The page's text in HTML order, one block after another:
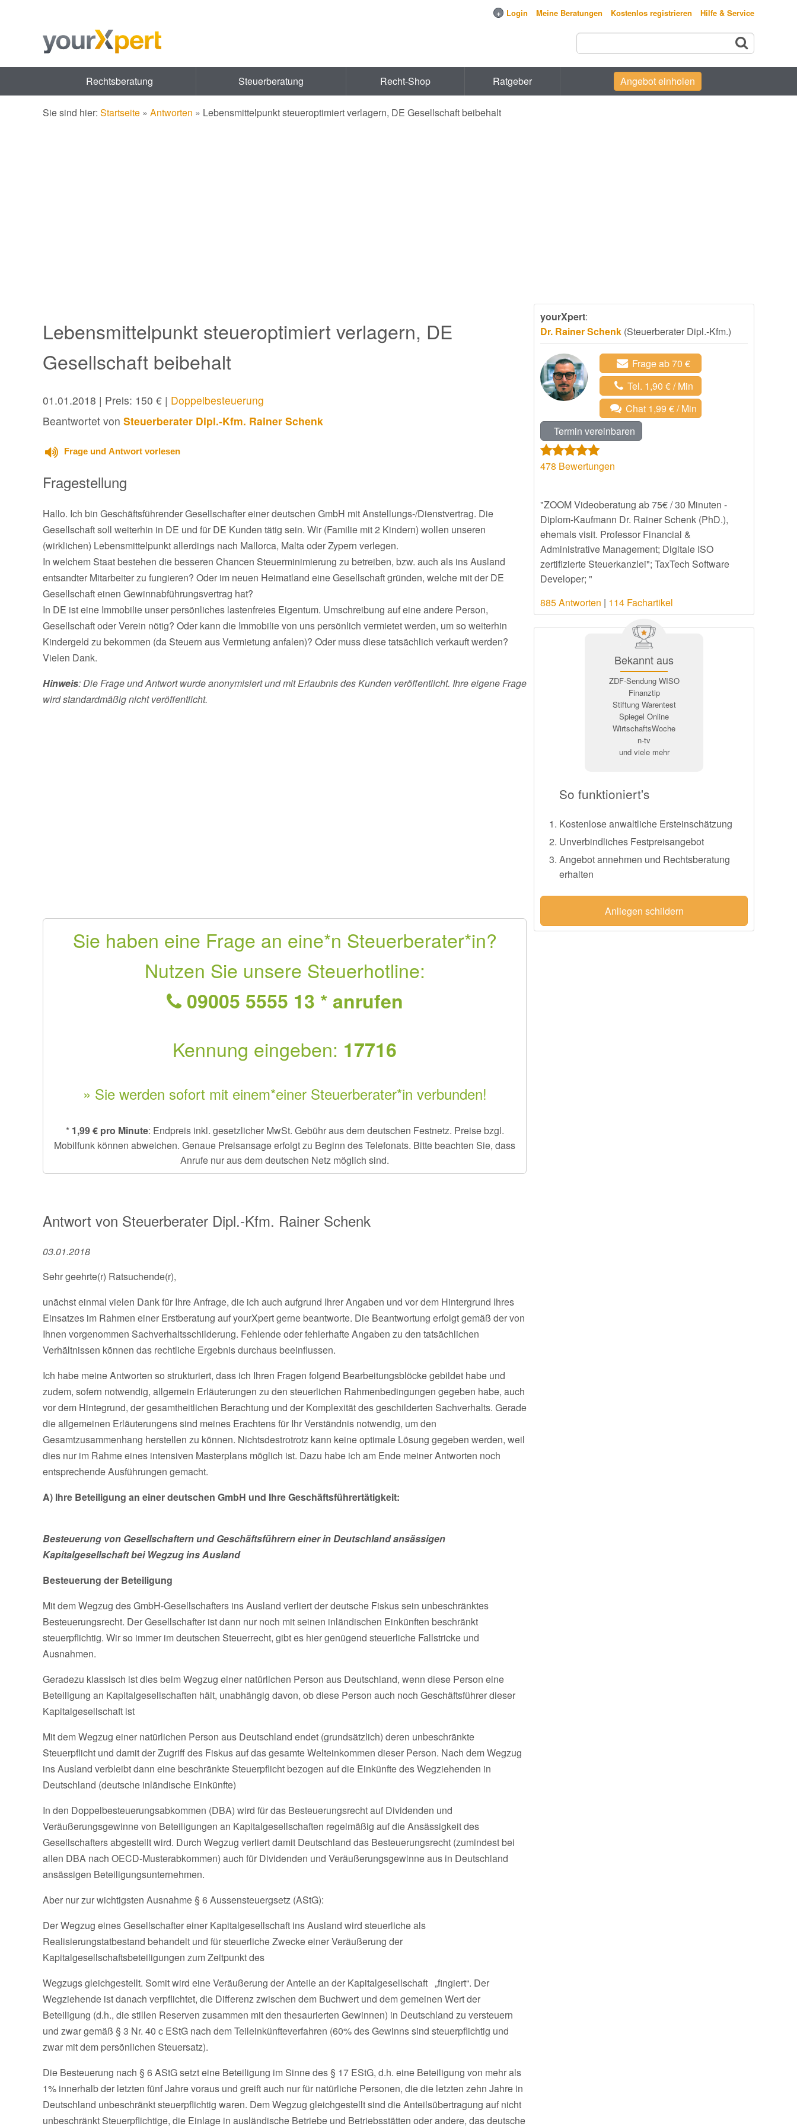
+ Login Meine Beratungen Kostenlos registrieren Hilfe & Service
Rechtsberatung Steuerberatung Recht-Shop Ratgeber Angebot einholen
Sie sind hier: Startseite » Antworten » Lebensmittelpunkt steueroptimiert verlagern, DE Gesellschaft beibehalt
Lebensmittelpunkt steueroptimiert verlagern, DE
Gesellschaft beibehalt
01.01.2018 | Preis: 150 € | Doppelbesteuerung
Beantwortet von Steuerberater Dipl.-Kfm. Rainer Schenk
Frage und Antwort vorlesen
Fragestellung
Hallo. Ich bin Geschäftsführender Gesellschafter einer deutschen GmbH mit Anstellungs-/Dienstvertrag. Die
Gesellschaft soll weiterhin in DE und für DE Kunden tätig sein. Wir (Familie mit 2 Kindern) wollen unseren
(wirklichen) Lebensmittelpunkt allerdings nach Mallorca, Malta oder Zypern verlegen.
In welchem Staat bestehen die besseren Chancen Steuerminimierung zu betreiben, bzw. auch als ins Ausland
entsandter Mitarbeiter zu fungieren? Oder im neuen Heimatland eine Gesellschaft gründen, welche mit der DE
Gesellschaft einen Gewinnabführungsvertrag hat?
In DE ist eine Immobilie unser persönliches lastenfreies Eigentum. Umschreibung auf eine andere Person,
Gesellschaft oder Verein nötig? Oder kann die Immobilie von uns persönlich vermietet werden, um so weiterhin
Kindergeld zu bekommen (da Steuern aus Vermietung anfalen)? Oder muss diese tatsächlich verkauft werden?
Vielen Dank.
Hinweis: Die Frage und Antwort wurde anonymisiert und mit Erlaubnis des Kunden veröffentlicht. Ihre eigene Frage
wird standardmäßig nicht veröffentlicht.
Sie haben eine Frage an eine*n Steuerberater*in?
Nutzen Sie unsere Steuerhotline:
09005 5555 13 * anrufen
Kennung eingeben: 17716
» Sie werden sofort mit einem*einer Steuerberater*in verbunden!
* 1,99 € pro Minute: Endpreis inkl. gesetzlicher MwSt. Gebühr aus dem deutschen Festnetz. Preise bzgl.
Mobilfunk können abweichen. Genaue Preisansage erfolgt zu Beginn des Telefonats. Bitte beachten Sie, dass
Anrufe nur aus dem deutschen Netz möglich sind.
Antwort von Steuerberater Dipl.-Kfm. Rainer Schenk
03.01.2018
Sehr geehrte(r) Ratsuchende(r),
unächst einmal vielen Dank für Ihre Anfrage, die ich auch aufgrund Ihrer Angaben und vor dem Hintergrund Ihres
Einsatzes im Rahmen einer Erstberatung auf yourXpert gerne beantworte. Die Beantwortung erfolgt gemäß der von
Ihnen vorgenommen Sachverhaltsschilderung. Fehlende oder fehlerhafte Angaben zu den tatsächlichen
Verhältnissen können das rechtliche Ergebnis durchaus beeinflussen.
Ich habe meine Antworten so strukturiert, dass ich Ihren Fragen folgend Bearbeitungsblöcke gebildet habe und
zudem, sofern notwendig, allgemein Erläuterungen zu den steuerlichen Rahmenbedingungen gegeben habe, auch
vor dem Hintegrund, der gesamtheitlichen Berachtung und der Komplexität des geschilderten Sachverhalts. Gerade
die allgemeinen Erläuterungens sind meines Erachtens für Ihr Verständnis notwendig, um den
Gesamtzusammenhang herstellen zu können. Nichtsdestrotrotz kann keine optimale Lösung gegeben werden, weil
dies nur im Rahme eines intensiven Masterplans möglich ist. Dazu habe ich am Ende meiner Antworten noch
entsprechende Ausführungen gemacht.
A) Ihre Beteiligung an einer deutschen GmbH und Ihre Geschäftsführertätigkeit:
Besteuerung von Gesellschaftern und Geschäftsführern einer in Deutschland ansässigen
Kapitalgesellschaft bei Wegzug ins Ausland
Besteuerung der Beteiligung
Mit dem Wegzug des GmbH-Gesellschafters ins Ausland verliert der deutsche Fiskus sein unbeschränktes
Besteuerungsrecht. Der Gesellschafter ist dann nur noch mit seinen inländischen Einkünften beschränkt
steuerpflichtig. Wir so immer im deutschen Steuerrecht, gibt es hier genügend steuerliche Fallstricke und
Ausnahmen.
Geradezu klassisch ist dies beim Wegzug einer natürlichen Person aus Deutschland, wenn diese Person eine
Beteiligung an Kapitalgesellschaften hält, unabhängig davon, ob diese Person auch noch Geschäftsführer dieser
Kapitalgesellschaft ist
Mit dem Wegzug einer natürlichen Person aus Deutschland endet (grundsätzlich) deren unbeschränkte
Steuerpflicht und damit der Zugriff des Fiskus auf das gesamte Welteinkommen dieser Person. Nach dem Wegzug
ins Ausland verbleibt dann eine beschränkte Steuerpflicht bezogen auf die Einkünfte des Wegziehenden in
Deutschland (deutsche inländische Einkünfte)
In den Doppelbesteuerungsabkommen (DBA) wird für das Besteuerungsrecht auf Dividenden und
Veräußerungsgewinne von Beteiligungen an Kapitalgesellschaften regelmäßig auf die Ansässigkeit des
Gesellschafters abgestellt wird. Durch Wegzug verliert damit Deutschland das Besteuerungsrecht (zumindest bei
allen DBA nach OECD-Musterabkommen) auch für Dividenden und Veräußerungsgewinne aus in Deutschland
ansässigen Beteiligungsunternehmen.
Aber nur zur wichtigsten Ausnahme § 6 Aussensteuergsetz (AStG):
Der Wegzug eines Gesellschafter einer Kapitalgesellschaft ins Ausland wird steuerliche als
Realisierungstatbestand behandelt und für steuerliche Zwecke einer Veräußerung der
Kapitalgesellschaftsbeteiligungen zum Zeitpunkt des
Wegzugs gleichgestellt. Somit wird eine Veräußerung der Anteile an der Kapitalgesellschaft „fingiert“. Der
Wegziehende ist danach verpflichtet, die Differenz zwischen dem Buchwert und dem gemeinen Wert der
Beteiligung (d.h., die stillen Reserven zusammen mit den thesaurierten Gewinnen) in Deutschland zu versteuern
und zwar gemäß § 3 Nr. 40 c EStG nach dem Teileinkünfteverfahren (60% des Gewinns sind steuerpflichtig und
zwar mit dem persönlichen Steuersatz).
Die Besteuerung nach § 6 AStG setzt eine Beteiligung im Sinne des § 17 EStG, d.h. eine Beteiligung von mehr als
1% innerhalb der letzten fünf Jahre voraus und greift auch nur für natürliche Personen, die die letzten zehn Jahre in
Deutschland unbeschränkt steuerpflichtig waren. Dem Wegzug gleichgestellt sind die Anteilsübertragung auf nicht
unbeschränkt Steuerpflichtige, die Einlage in ausländische Betriebe und Betriebsstätten oder andere, das deutsche
yourXpert:
Dr. Rainer Schenk (Steuerberater Dipl.-Kfm.)
Frage ab 70 €
Tel. 1,90 € / Min
Chat 1,99 € / Min
Termin vereinbaren
478 Bewertungen
"ZOOM Videoberatung ab 75€ / 30 Minuten -
Diplom-Kaufmann Dr. Rainer Schenk (PhD.),
ehemals visit. Professor Financial &
Administrative Management; Digitale ISO
zertifizierte Steuerkanzlei"; TaxTech Software
Developer; "
885 Antworten | 114 Fachartikel
Bekannt aus
ZDF-Sendung WISO
Finanztip
Stiftung Warentest
Spiegel Online
WirtschaftsWoche
n-tv
und viele mehr
So funktioniert's
Kostenlose anwaltliche Ersteinschätzung
Unverbindliches Festpreisangebot
Angebot annehmen und Rechtsberatung
erhalten
Anliegen schildern